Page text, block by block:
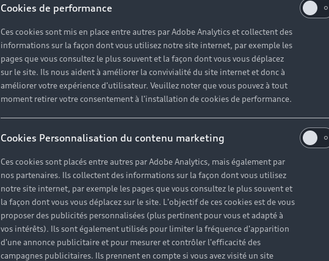
Cookies de performance
Ces cookies sont mis en place entre autres par Adobe Analytics et collectent des
informations sur la façon dont vous utilisez notre site internet, par exemple les
pages que vous consultez le plus souvent et la façon dont vous vous déplacez
sur le site. Ils nous aident à améliorer la convivialité du site internet et donc à
améliorer votre expérience d'utilisateur. Veuillez noter que vous pouvez à tout
moment retirer votre consentement à l'installation de cookies de performance.
Cookies Personnalisation du contenu marketing
Ces cookies sont placés entre autres par Adobe Analytics, mais également par
nos partenaires. Ils collectent des informations sur la façon dont vous utilisez
notre site internet, par exemple les pages que vous consultez le plus souvent et
la façon dont vous vous déplacez sur le site. L'objectif de ces cookies est de vous
proposer des publicités personnalisées (plus pertinent pour vous et adapté à
vos intérêts). Ils sont également utilisés pour limiter la fréquence d'apparition
d'une annonce publicitaire et pour mesurer et contrôler l'efficacité des
campagnes publicitaires. Ils prennent en compte si vous avez visité un site